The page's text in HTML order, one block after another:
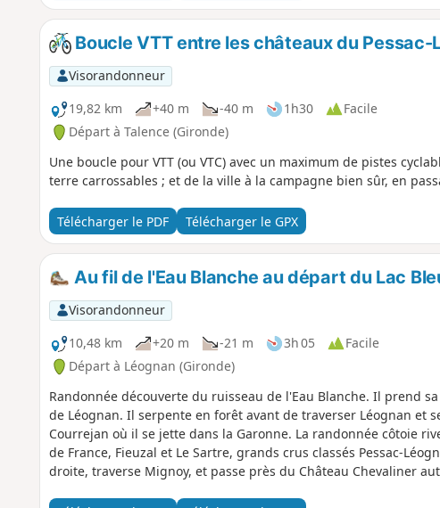
Boucle VTT entre les châteaux du Pessac-
Visorandonneur
19,82 km
+40 m -40 m 1h30
Facile
Départ à Talence (Gironde)
Une boucle pour VTT (ou VTC) avec un maximum de pistes
terre carrossables ; et de la ville à la campagne bien sûr, en
Télécharger le PDF Télécharger le GPX
Au fil de l'Eau Blanche au départ du Lac
Visorandonneur
10,48 km
+20 m -21 m 3h 05
Facile
Départ à Léognan (Gironde)
Randonnée découverte du ruisseau de l'Eau Blanche. Il prend
de Léognan. Il serpente en forêt avant de traverser Léognan et
Courrejan où il se jette dans la Garonne. La randonnée côtoie
de France, Fieuzal et Le Sartre, grands crus classés Pessac-
droite, traverse Mignoy, et passe près du Château Chevaliner